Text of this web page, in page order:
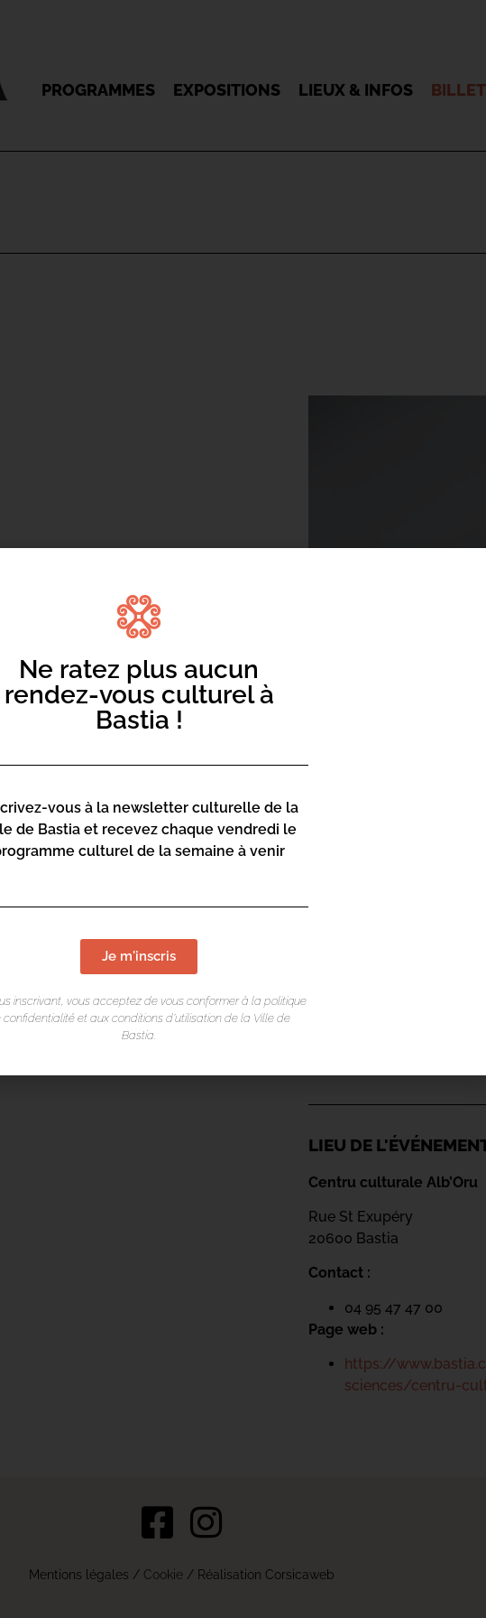
de confidentialité, en garantissant la conformité avec les
PROGRAMMES EXPOSITIONS LIEUX & INFOS
pour développer la réceptivité et oser
travail sur la posture, la respiration
aider à une prise de conscience
pratique vocale collective. Répertoire
LIEU DE
Centru culturale Alb’Oru
Rue St Exupéry
20600 Bastia
Contact :
04 95 47 47 00
Page web :
https://
sciences/centru-
Mentions légales / Cookie / Réalisation Corsicaweb
Ne ratez plus aucun
rendez-vous culturel à
Bastia !
vous à la newsletter culturelle de la
de Bastia et recevez chaque vendredi le
culturel de la semaine à venir
Je m'inscris
inscrivant, vous acceptez de vous conformer à la politique
confidentialité et aux conditions d’utilisation de la Ville de
Bastia.